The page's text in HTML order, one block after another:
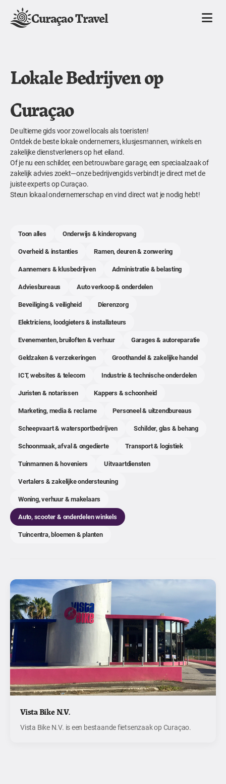
Curaçao Travel
Lokale Bedrijven op
Curaçao
De ultieme gids voor zowel locals als toeristen!
Ontdek de beste lokale ondernemers, klusjesmannen, winkels en
zakelijke dienstverleners op het eiland.
Of je nu een schilder, een betrouwbare garage, een speciaalzaak of
zakelijk advies zoekt—onze bedrijvengids verbindt je direct met de
juiste experts op Curaçao.
Steun lokaal ondernemerschap en vind direct wat je nodig hebt!
Toon alles
Onderwijs & kinderopvang
Overheid & instanties
Ramen, deuren & zonwering
Aannemers & klusbedrijven
Administratie & belasting
Adviesbureaus
Auto verkoop & onderdelen
Beveiliging & veiligheid
Dierenzorg
Elektriciens, loodgieters & installateurs
Evenementen, bruiloften & verhuur
Garages & autoreparatie
Geldzaken & verzekeringen
Groothandel & zakelijke handel
ICT, websites & telecom
Industrie & technische onderdelen
Juristen & notarissen
Kappers & schoonheid
Marketing, media & reclame
Personeel & uitzendbureaus
Scheepvaart & watersportbedrijven
Schilder, glas & behang
Schoonmaak, afval & ongedierte
Transport & logistiek
Tuinmannen & hoveniers
Uitvaartdiensten
Vertalers & zakelijke ondersteuning
Woning, verhuur & makelaars
Auto, scooter & onderdelen winkels
Tuincentra, bloemen & planten
Vista Bike N.V.
Vista Bike N.V. is een bestaande fietsenzaak op Curaçao.